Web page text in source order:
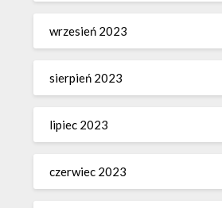
wrzesień 2023
sierpień 2023
lipiec 2023
czerwiec 2023